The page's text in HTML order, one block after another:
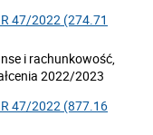
47/2022 (274.71
i rachunkowość,
2022/2023
47/2022 (877.16